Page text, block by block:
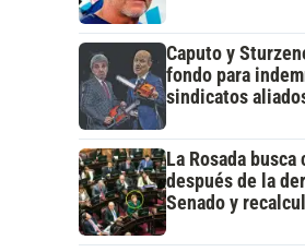
Caputo y
fondo para
sindicatos
La Rosada busca
después de la
Senado y